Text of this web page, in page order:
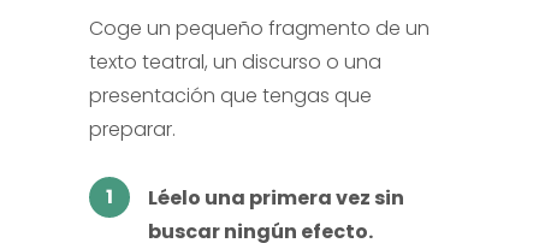
Coge un pequeño fragmento de un
texto teatral, un discurso o una
presentación que tengas que
preparar.
1
Léelo una primera vez sin
buscar ningún efecto.